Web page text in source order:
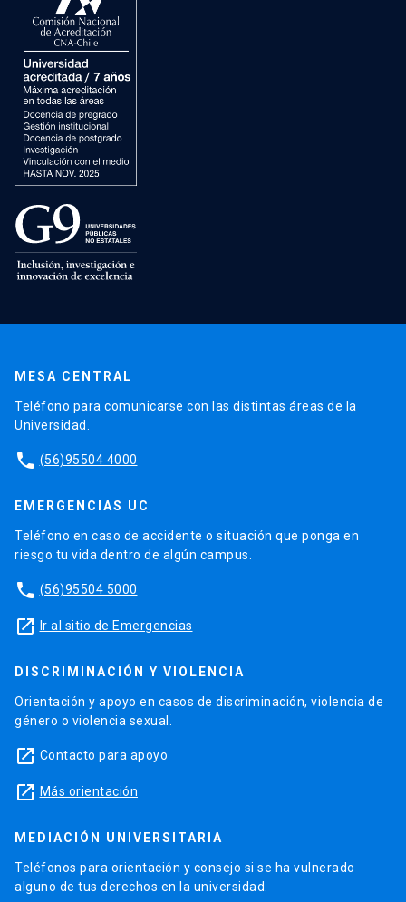
MESA CENTRAL
Teléfono para comunicarse con las distintas áreas de la
Universidad.
phone (56)95504 4000
EMERGENCIAS UC
Teléfono en caso de accidente o situación que ponga en
riesgo tu vida dentro de algún campus.
phone (56)95504 5000
launch Ir al sitio de Emergencias
DISCRIMINACIÓN Y VIOLENCIA
Orientación y apoyo en casos de discriminación, violencia de
género o violencia sexual.
launch Contacto para apoyo
launch Más orientación
MEDIACIÓN UNIVERSITARIA
Teléfonos para orientación y consejo si se ha vulnerado
alguno de tus derechos en la universidad.